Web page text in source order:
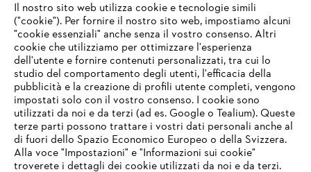
Domande frequenti
Assistenza
IHR BROWSER WIRD NICHT
UNTERSTÜTZT
Il nostro sito web utilizza cookie e tecnologie simili
("cookie"). Per fornire il nostro sito web, impostiamo alcuni
"cookie essenziali" anche senza il vostro consenso. Altri
cookie che utilizziamo per ottimizzare l'esperienza
dell'utente e fornire contenuti personalizzati, tra cui lo
studio del comportamento degli utenti, l'efficacia della
pubblicità e la creazione di profili utente completi, vengono
impostati solo con il vostro consenso. I cookie sono
utilizzati da noi e da terzi (ad es. Google o Tealium). Queste
terze parti possono trattare i vostri dati personali anche al
di fuori dello Spazio Economico Europeo o della Svizzera.
Alla voce "Impostazioni" e "Informazioni sui cookie"
troverete i dettagli dei cookie utilizzati da noi e da terzi.